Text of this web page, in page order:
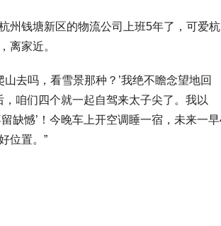
州钱塘新区的物流公司上班5年了，可爱杭
离家近。
山去吗，看雪景那种？’我绝不瞻念望地回
，咱们四个就一起自驾来太子尖了。我以
缺憾’！今晚车上开空调睡一宿，未来一
位置。”